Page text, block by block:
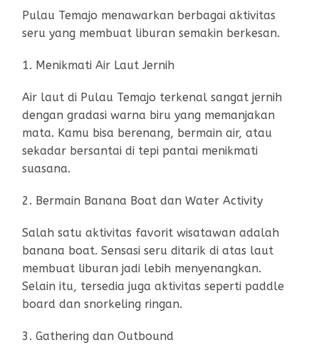
Pulau Temajo menawarkan berbagai aktivitas
seru yang membuat liburan semakin berkesan.
1. Menikmati Air Laut Jernih
Air laut di Pulau Temajo terkenal sangat jernih
dengan gradasi warna biru yang memanjakan
mata. Kamu bisa berenang, bermain air, atau
sekadar bersantai di tepi pantai menikmati
suasana.
2. Bermain Banana Boat dan Water Activity
Salah satu aktivitas favorit wisatawan adalah
banana boat. Sensasi seru ditarik di atas laut
membuat liburan jadi lebih menyenangkan.
Selain itu, tersedia juga aktivitas seperti paddle
board dan snorkeling ringan.
3. Gathering dan Outbound